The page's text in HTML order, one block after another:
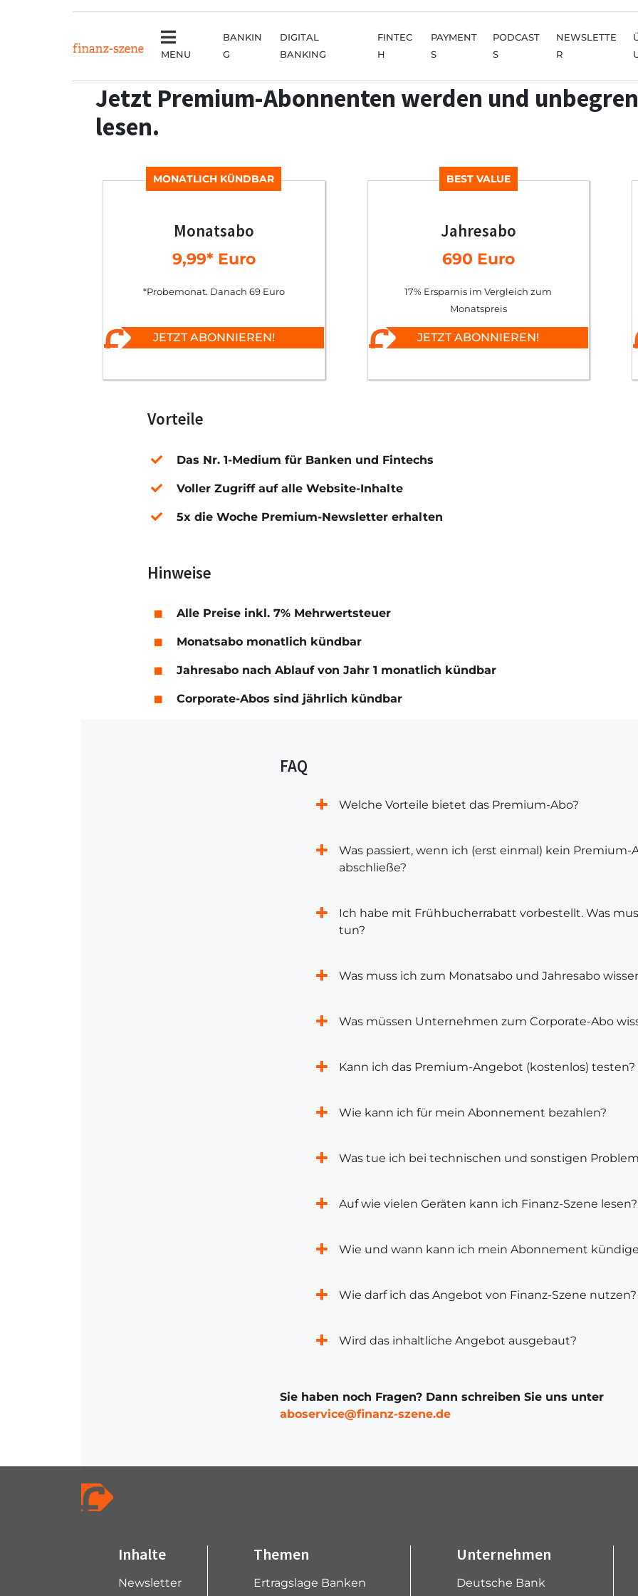
MENU
BANKIN
G
DIGITAL
BANKING
FINTEC
H
PAYMENT
S
PODCAST
S
NEWSLETTE
R
Jetzt Premium-Abonnenten werden und
lesen.
MONATLICH KÜNDBAR
Monatsabo
9,99* Euro
*Probemonat. Danach 69 Euro
JETZT ABONNIEREN!
BEST VALUE
Jahresabo
690 Euro
17% Ersparnis im Vergleich zum
Monatspreis
JETZT ABONNIEREN!
Vorteile
Das Nr. 1-Medium für Banken und Fintechs
Voller Zugriff auf alle Website-Inhalte
5x die Woche Premium-Newsletter erhalten
Hinweise
Alle Preise inkl. 7% Mehrwertsteuer
Monatsabo monatlich kündbar
Jahresabo nach Ablauf von Jahr 1 monatlich kündbar
Corporate-Abos sind jährlich kündbar
FAQ
Welche Vorteile bietet das Premium-Abo?
Was passiert, wenn ich (erst einmal) kein Premium-
abschließe?
Ich habe mit Frühbucherrabatt vorbestellt. Was
tun?
Was muss ich zum Monatsabo und Jahresabo
Was müssen Unternehmen zum Corporate-Abo
Kann ich das Premium-Angebot (kostenlos) testen?
Wie kann ich für mein Abonnement bezahlen?
Was tue ich bei technischen und sonstigen
Auf wie vielen Geräten kann ich Finanz-Szene lesen?
Wie und wann kann ich mein Abonnement
Wie darf ich das Angebot von Finanz-Szene nutzen?
Wird das inhaltliche Angebot ausgebaut?
Sie haben noch Fragen? Dann schreiben Sie uns unter
aboservice@finanz-szene.de
Inhalte
Newsletter
Themen
Ertragslage Banken
Unternehmen
Deutsche Bank